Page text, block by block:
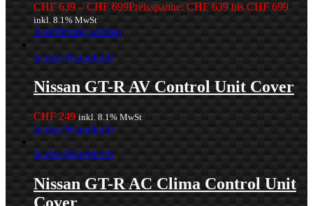
CHF 639 – CHF 699Preisspanne: CHF 639 bis CHF 699
inkl. 8.1% MwSt
Ausführung wählen
In den Warenkorb
Nissan GT-R AV Control Unit Cover
CHF 249 inkl. 8.1% MwSt
In den Warenkorb
In den Warenkorb
Nissan GT-R AC Clima Control Unit